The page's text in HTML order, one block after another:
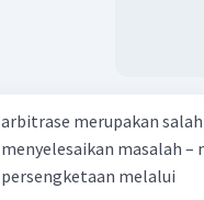
arbitrase merupakan
menyelesaikan masalah
persengketaan melalui